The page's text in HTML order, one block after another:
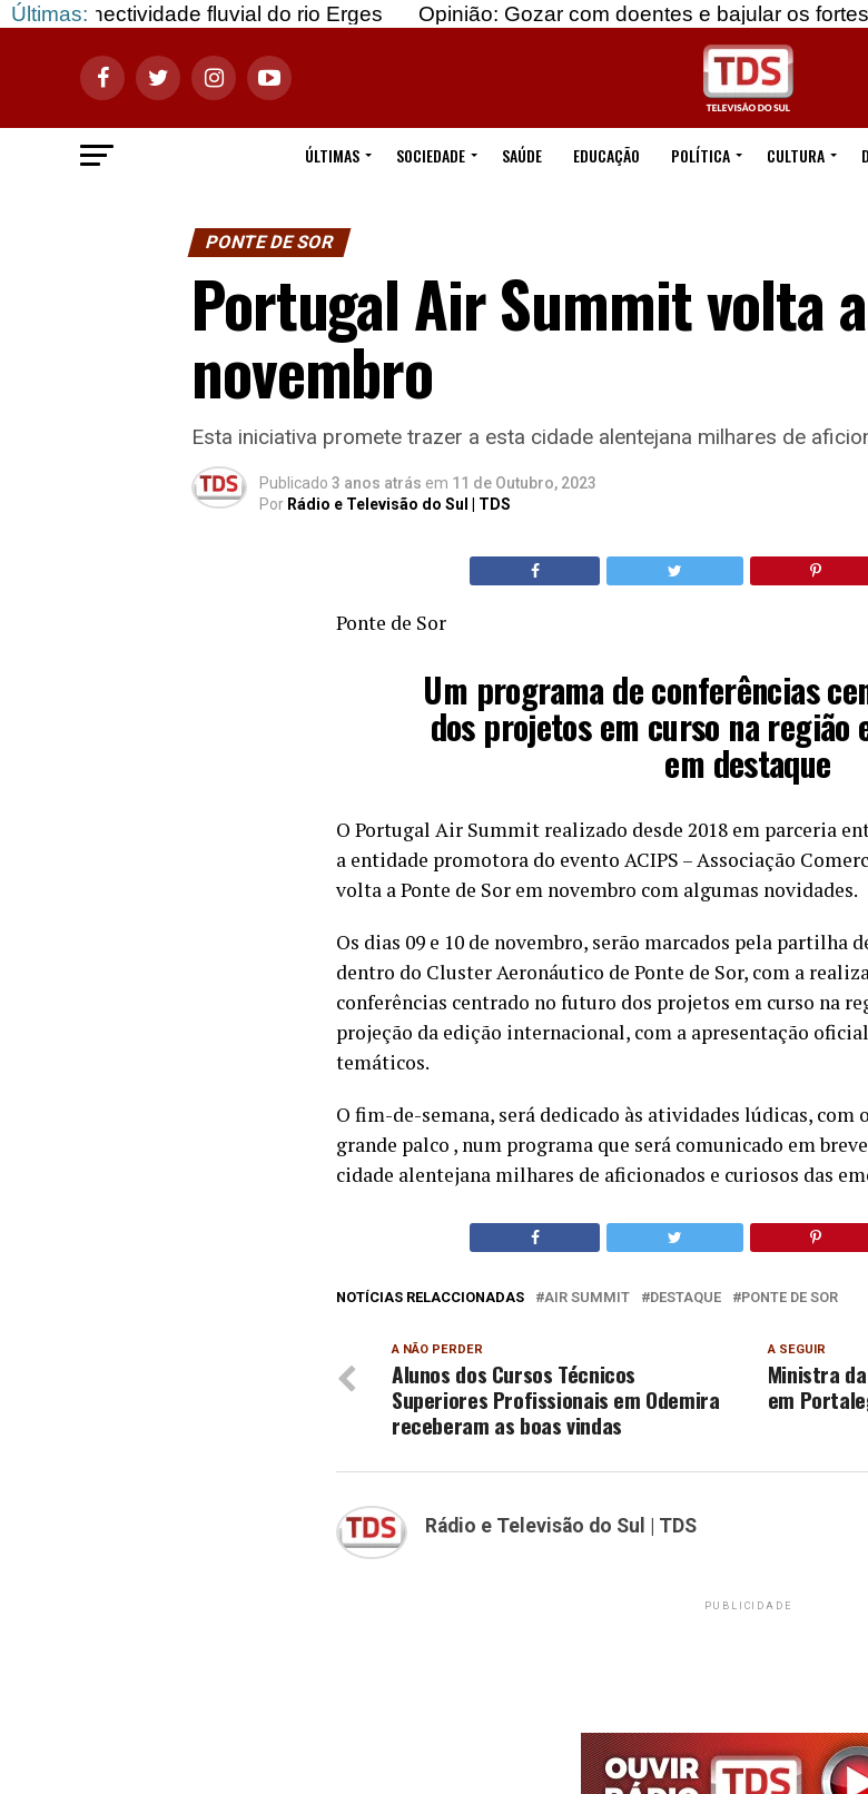
Últimas:fluvial do rio Erges Opinião: Gozar com doentes e bajular os fortes… Beja:
ÚLTIMAS
SOCIEDADE SAÚDE EDUCAÇÃO POLÍTICA CULTURA
PONTE DE SOR
Portugal Air Summit volta
novembro
Esta iniciativa promete trazer a esta cidade alentejana milhares de
Publicado 3 anos atrás em 11 de Outubro, 2023
Por Rádio e Televisão do Sul | TDS
Ponte de Sor
Um programa de conferências
dos projetos em curso na região
em destaque
O Portugal Air Summit realizado desde 2018 em parceria
a entidade promotora do evento ACIPS – Associação
volta a Ponte de Sor em novembro com algumas novidades.
Os dias 09 e 10 de novembro, serão marcados pela partilha
dentro do Cluster Aeronáutico de Ponte de Sor, com a
conferências centrado no futuro dos projetos em curso na
projeção da edição internacional, com a apresentação
temáticos.
O fim-de-semana, será dedicado às atividades lúdicas, com
grande palco , num programa que será comunicado em
cidade alentejana milhares de aficionados e curiosos das
NOTÍCIAS RELACCIONADAS AIR SUMMIT DESTAQUE PONTE DE SOR
A SEGUIR
Ministra
em
A NÃO PERDER
Alunos dos Cursos Técnicos
Superiores Profissionais em Odemira
receberam as boas vindas
Rádio e Televisão do Sul | TDS
PUBLICIDADE